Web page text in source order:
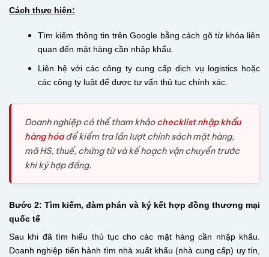
Cách thực hiện:
Tìm kiếm thông tin trênGoogle bằng cách gõ từ khóa liên
quan đến mặt hàng cần nhập khẩu.
Liên hệ với các công ty cung cấp dịch vụ logistics hoặc
các công ty luật để được tư vấn thủ tục chính xác.
Doanh nghiệp có thể tham khảochecklist nhập khẩu
hàng hóađể kiểm tra lần lượt chính sách mặt hàng,
mã HS, thuế, chứng từ và kế hoạch vận chuyển trước
khi ký hợp đồng.
Bước 2: Tìm kiếm, đàm phán và ký kết hợp đồng thương mại
quốc tế
Sau khi đã tìm hiểu thủ tục cho các mặt hàng cần nhập khẩu.
Doanh nghiệp tiến hành tìm nhà xuất khẩu (nhà cung cấp) uy tín,